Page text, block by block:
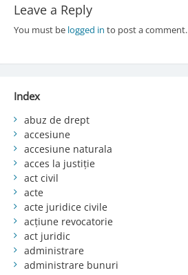
Leave a Reply
You must be logged in to post a comment.
Index
abuz de drept
accesiune
accesiune naturala
acces la justiție
act civil
acte
acte juridice civile
acțiune revocatorie
act juridic
administrare
administrare bunuri